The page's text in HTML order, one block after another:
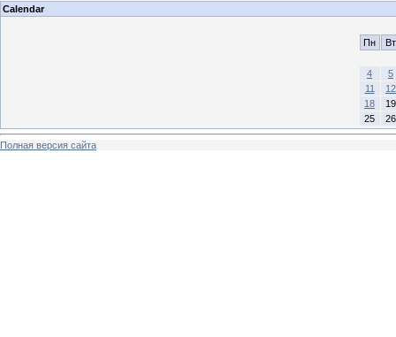
Calendar
Пн Вт
4
5
11
12
18
19
25
26
Полная версия сайта